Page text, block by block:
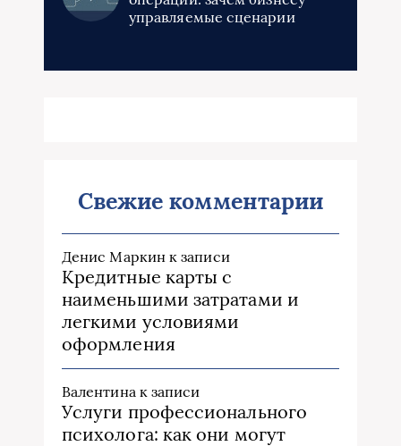
управляемые сценарии
Свежие комментарии
Денис Маркинк записи
Кредитные карты с
наименьшими затратами и
легкими условиями
оформления
Валентина к записи
Услуги профессионального
психолога: как они могут